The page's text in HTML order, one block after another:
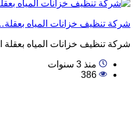
شركة تنظيف خزانات المياه
شركة تنظيف خزانات المياه
منذ 3 سنوات
386